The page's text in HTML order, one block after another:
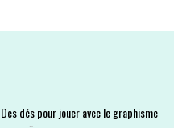
Des dés pour jouer avec le graphisme